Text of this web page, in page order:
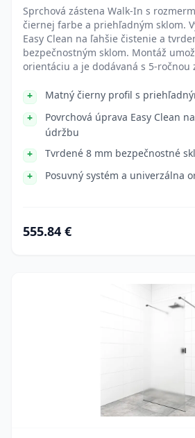
Sprchová zástena Walk-In s
čiernej farbe a priehľadným sklom.
Easy Clean na ľahšie čistenie a
bezpečnostným sklom. Montáž
orientáciu a je dodávaná s 5-ročnou
Matný čierny profil s
Povrchová úprava Easy Clean
údržbu
Tvrdené 8 mm bezpečnostné
Posuvný systém a univerzálna
555.84 €